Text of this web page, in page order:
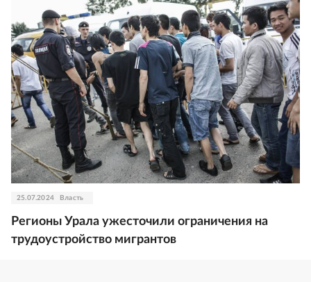
25.07.2024 Власть
Регионы Урала ужесточили ограничения на
трудоустройство мигрантов